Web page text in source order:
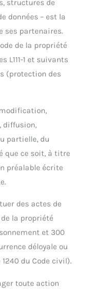
structures de
données – est la
ses partenaires.
de la propriété
1 et suivants
(protection des
diffusion,
partielle, du
que ce soit, à titre
préalable écrite
des actes de
la propriété
et 300
déloyale ou
du Code civil).
toute action